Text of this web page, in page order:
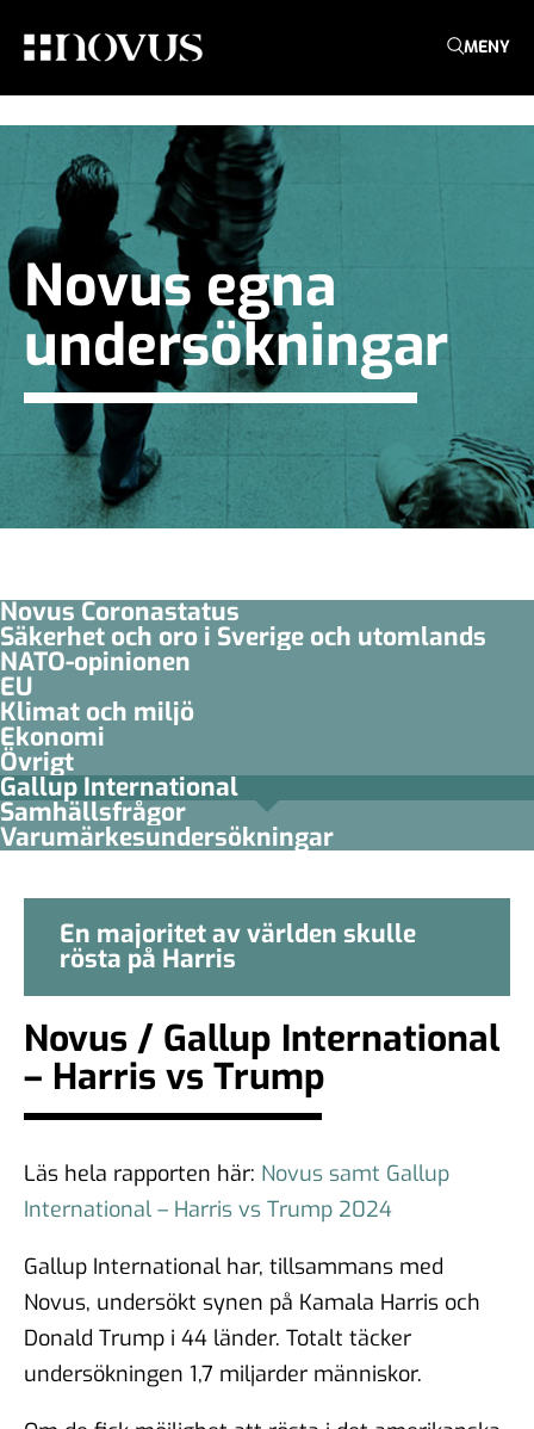
MENY
Novus egna
undersökningar
Novus Coronastatus
Säkerhet och oro i Sverige och utomlands
NATO-opinionen
EU
Klimat och miljö
Ekonomi
Övrigt
Gallup International
Samhällsfrågor
Varumärkesundersökningar
En majoritet av världen skulle
rösta på Harris
Novus / Gallup International
– Harris vs Trump
Läs hela rapporten här: Novus samt Gallup
International – Harris vs Trump 2024
Gallup International har, tillsammans med
Novus, undersökt synen på Kamala Harris och
Donald Trump i 44 länder. Totalt täcker
undersökningen 1,7 miljarder människor.